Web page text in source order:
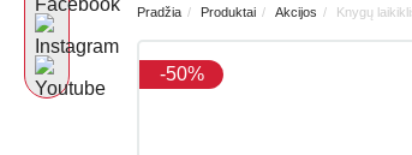
Pradžia Produktai Akcijos Knygų
-50%